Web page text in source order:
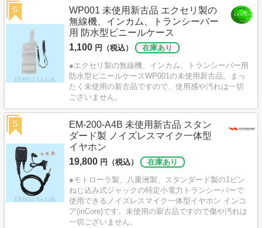
WP001 未使用新古品 エクセリ製の
無線機、インカム、トランシーバー
用 防水型ビニールケース
1,100 円（税込）
在庫あり
●エクセリ製の無線機、インカム、トランシーバー用
防水型ビニールケースWP001の未使用新古品。まっ
たく未使用の新古品ですので、使用感や汚れは一切
ございません。
S
EM-200-A4B 未使用新古品 スタン
ダード製 ノイズレスマイク一体型
イヤホン
19,800 円（税込）
在庫あり
●モトローラ製、八重洲製、スタンダード製の1ピン
ねじ込み式ジャックの特定小電力トランシーバーで
使用できるノイズレスマイク一体型イヤホン インコ
ア(inCore)です。未使用の新古品ですので傷や汚れは
一切ございません。
S